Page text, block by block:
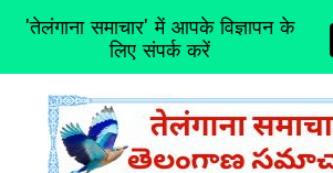
'तेलंगाना समाचार' में आपके विज्ञापन के
लिए संपर्क करें